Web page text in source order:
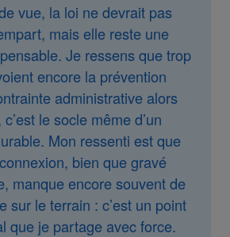
vue, la loi ne devrait pas
mais elle reste une
Je ressens que trop
encore la prévention
administrative alors
le socle même d’un
Mon ressenti est que
bien que gravé
manque encore souvent de
sur le terrain : c’est un point
que je partage avec force.